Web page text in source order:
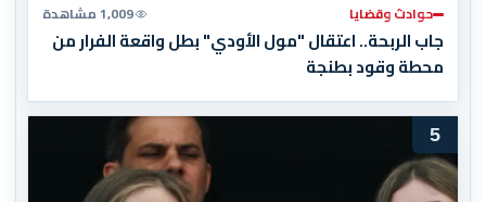
حوادث وقضايا 1,009 مشاهدة
جاب الربحة.. اعتقال "مول الأودي" بطل واقعة الفرار من
محطة وقود بطنجة
5